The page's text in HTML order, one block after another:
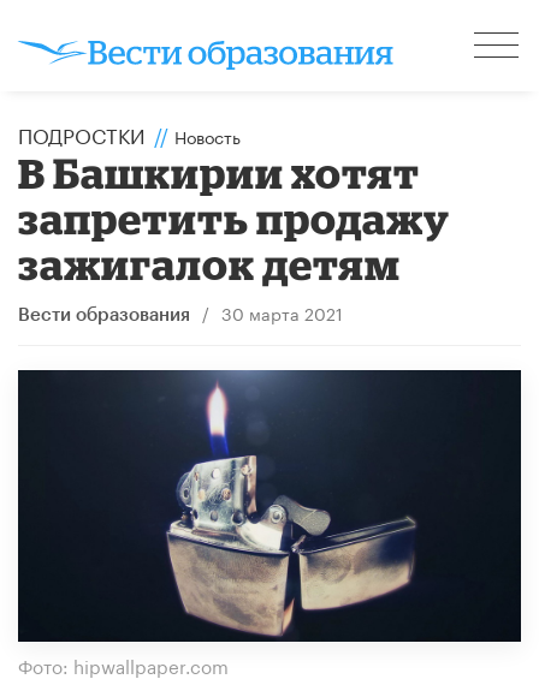
ПОДРОСТКИ // Новость
В Башкирии хотят
запретить продажу
зажигалок детям
Вести образования / 30 марта 2021
Фото: hipwallpaper.com